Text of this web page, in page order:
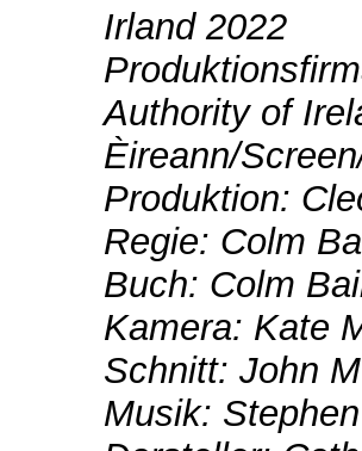
Irland 2022
Authority of
Èireann/
Produktion:
Regie: Colm
Buch: Colm
Kamera: Kate
Schnitt: John
Musik: